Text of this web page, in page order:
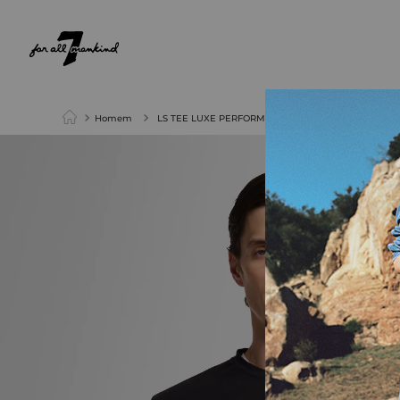
Homem LS TEE LUXE PERFORMANCE BLACK